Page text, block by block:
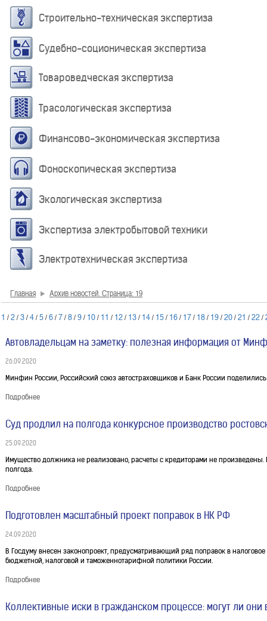
Строительно-техническая экспертиза
Судебно-соционическая экспертиза
Товароведческая экспертиза
Трасологическая экспертиза
Финансово-экономическая экспертиза
Фоноскопическая экспертиза
Экологическая экспертиза
Экспертиза электробытовой техники
Электротехническая экспертиза
Главная Архив новостей. Страница: 19
1 /2/3/4/5/6/7/8/9/ 10/ 11 / 12/ 13/ 14/ 15/ 16/ 17/ 18/ 19/20/21 /22/
Автовладельцам на заметку: полезная информация от
26.09.2020
Минфин России, Российский союз автостраховщиков и Банк России
Подробнее
Суд продлил на полгода конкурсное производство
25.09.2020
Имущество должника не реализовано, расчеты с кредиторами не
полгода.
Подробнее
Подготовлен масштабный проект поправок в НК РФ
24.09.2020
В Госдуму внесен законопроект, предусматривающий ряд поправок в
бюджетной, налоговой и таможеннотарифной политики России.
Подробнее
Коллективные иски в гражданском процессе: могут ли